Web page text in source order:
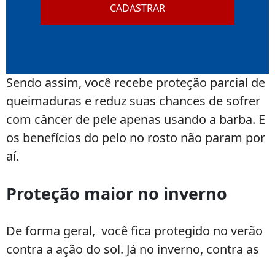
CADASTRAR
Sendo assim, você recebe proteção parcial de
queimaduras e reduz suas chances de sofrer
com câncer de pele apenas usando a barba. E
os benefícios do pelo no rosto não param por
aí.
Proteção maior no inverno
De forma geral, você fica protegido no verão
contra a ação do sol. Já no inverno, contra as